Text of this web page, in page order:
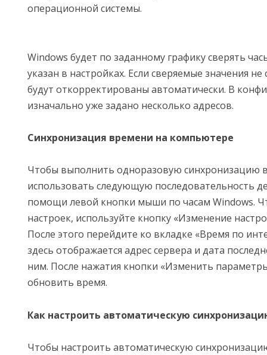
операционной системы.
Windows будет по заданному графику сверять
указан в настройках. Если сверяемые значения не
будут откорректированы автоматически. В
изначально уже задано несколько адресов.
Синхронизация времени на компьютере
Чтобы выполнить одноразовую синхронизацию
использовать следующую последовательность
помощи левой кнопки мыши по часам Windows.
настроек, используйте кнопку «Изменение
После этого перейдите ко вкладке «Время по
здесь отображается адрес сервера и дата
ним. После нажатия кнопки «Изменить
обновить время.
Как настроить автоматическую
Чтобы настроить автоматическую